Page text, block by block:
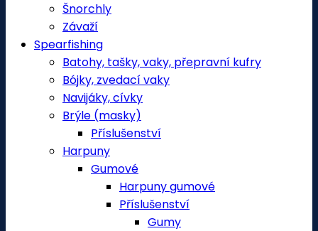
Šnorchly
Závaží
Spearfishing
Batohy, tašky, vaky, přepravní kufry
Bójky, zvedací vaky
Navijáky, cívky
Brýle (masky)
Příslušenství
Harpuny
Gumové
Harpuny gumové
Příslušenství
Gumy